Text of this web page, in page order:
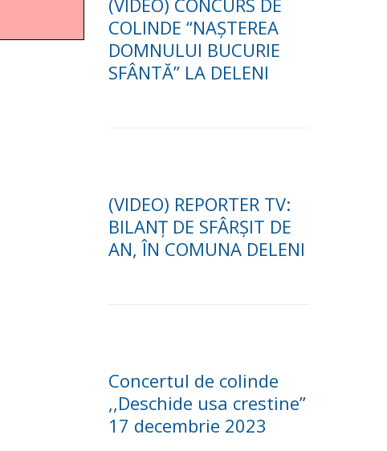
(VIDEO) CONCURS DE
COLINDE “NAȘTEREA
DOMNULUI BUCURIE
SFÂNTĂ” LA DELENI
(VIDEO) REPORTER TV:
BILANȚ DE SFÂRȘIT DE
AN, ÎN COMUNA DELENI
Concertul de colinde
,,Deschide usa crestine”
17 decembrie 2023